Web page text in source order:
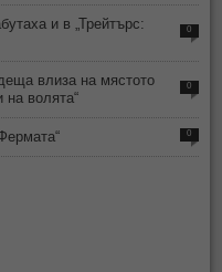
и в „Трейтърс:
0
влиза на мястото
на волята“
0
0